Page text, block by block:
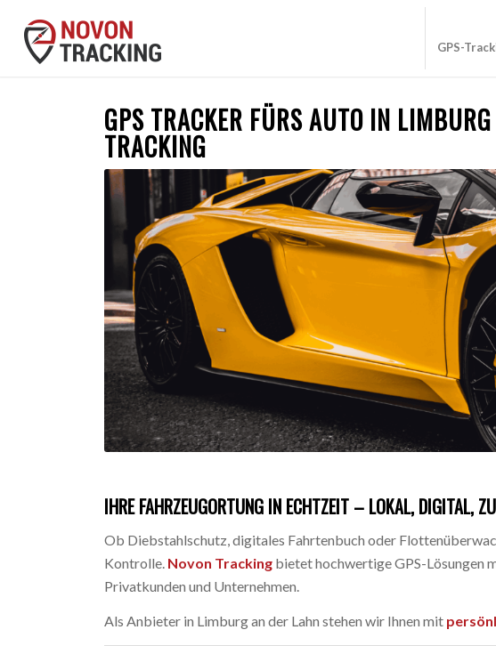
GPS-
GPS TRACKER FÜRS AUTO IN
TRACKING
IHRE FAHRZEUGORTUNG IN ECHTZEIT – LOKAL, DIGITAL,
Ob Diebstahlschutz, digitales Fahrtenbuch oder
Kontrolle. Novon Tracking bietet hochwertige GPS-Lösungen
Privatkunden und Unternehmen.
Als Anbieter in Limburg an der Lahn stehen wir Ihnen mit